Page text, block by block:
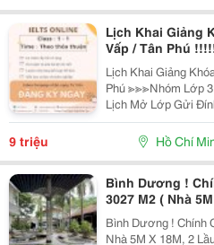
Lịch Khai Giảng
Vấp / Tân Phú
Lịch Khai Giảng
Phú ≫≫≫Nhóm Lớp 3 Tháng/ Đóng Tiền Hp Theo Khóa +
Lịch Mở Lớp Gửi
Lớp + Giáo Trình
Nước Ngoài Bám
9 triệu Hồ Chí
Bình Dương !
3027 M2 ( Nhà
S/Vườn + Nhà
Bình Dương ! Chính
Nhà 5M X 18M, 2